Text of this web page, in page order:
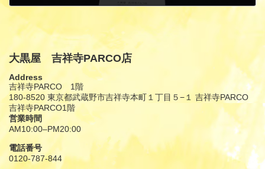
大黒屋 吉祥寺PARCO店
Address
吉祥寺PARCO 1階
180-8520 東京都武蔵野市吉祥寺本町１丁目５−１ 吉祥寺PARCO
吉祥寺PARCO1階
営業時間
AM10:00–PM20:00
電話番号
0120-787-844